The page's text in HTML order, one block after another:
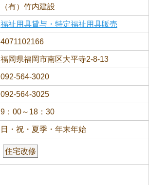
（有）竹内建設
福祉用具貸与・特定福祉用具販売
4071102166
福岡県福岡市南区大平寺2-8-13
092-564-3020
092-564-3025
9：00～18：30
日・祝・夏季・年末年始
住宅改修